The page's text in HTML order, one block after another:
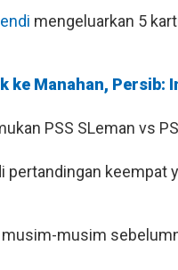
mengeluarkan 5
ke Manahan, Persib:
PSS SLeman vs
pertandingan keempat
musim-musim